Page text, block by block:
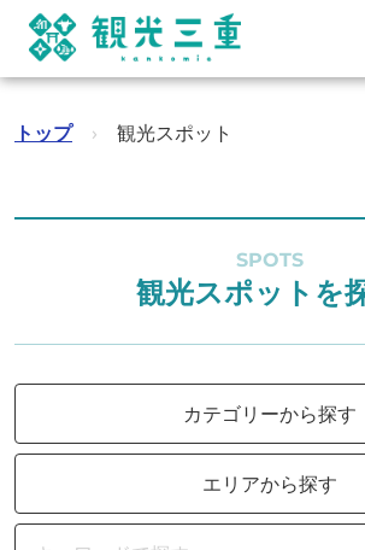
トップ › 観光スポット
SPOTS
観光スポットを
カテゴリーから探す
エリアから探す